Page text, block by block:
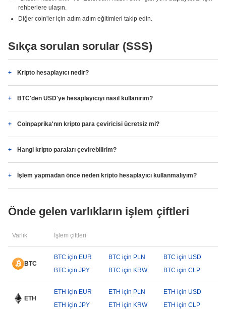
rehberlere ulaşın.
Diğer coin'ler için adım adım eğitimleri takip edin.
Sıkça sorulan sorular (SSS)
Kripto hesaplayıcı nedir?
BTC'den USD'ye hesaplayıcıyı nasıl kullanırım?
Coinpaprika'nın kripto para çeviricisi ücretsiz mi?
Hangi kripto paraları çevirebilirim?
İşlem yapmadan önce neden kripto hesaplayıcı kullanmalıyım?
Önde gelen varlıkların işlem çiftleri
Varlık İşlem çiftleri
BTC
BTC için EUR BTC için PLN
BTC için USD
BTC için JPY
BTC için KRW BTC için CLP
ETH
ETH için EUR ETH için PLN
ETH için USD
ETH için JPY
ETH için KRW ETH için CLP